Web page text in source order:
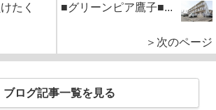
たく
■グリーンピア鷹子■...
＞次のページ
ブログ記事一覧を見る